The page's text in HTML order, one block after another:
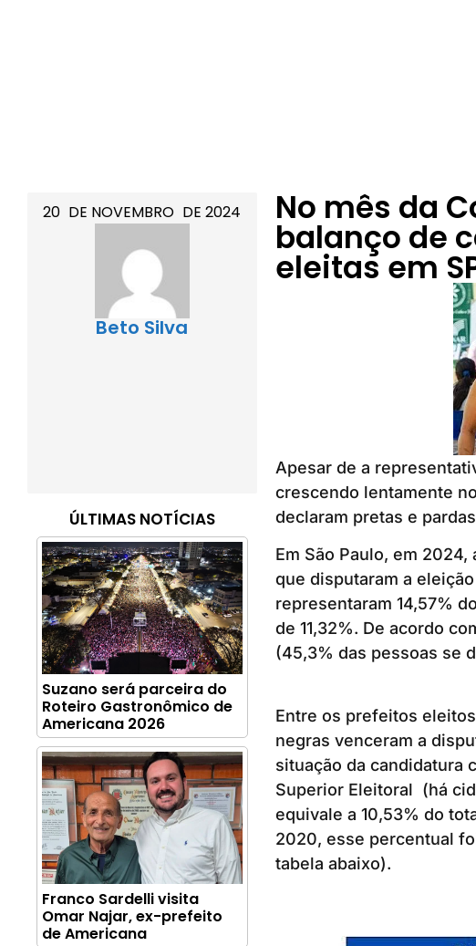
20 DE NOVEMBRO DE2024
Beto Silva
ÚLTIMAS NOTÍCIAS
Suzano será parceira do
Roteiro Gastronômico de
Americana 2026
Franco Sardelli visita
Omar Najar, ex-prefeito
de Americana
No mês da
balanço de
eleitas em
Apesar de a
crescendo lentamente
declaram pretas e
Em São Paulo, em
que disputaram a
representaram 14,57%
de 11,32%. De acordo
(45,3% das pessoas se
Entre os prefeitos
negras venceram a
situação da candidatura
Superior Eleitoral (há
equivale a 10,53% do
2020, esse percentual
tabela abaixo).